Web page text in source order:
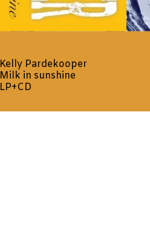
Kelly Pardekooper
Milk in sunshine
LP+CD